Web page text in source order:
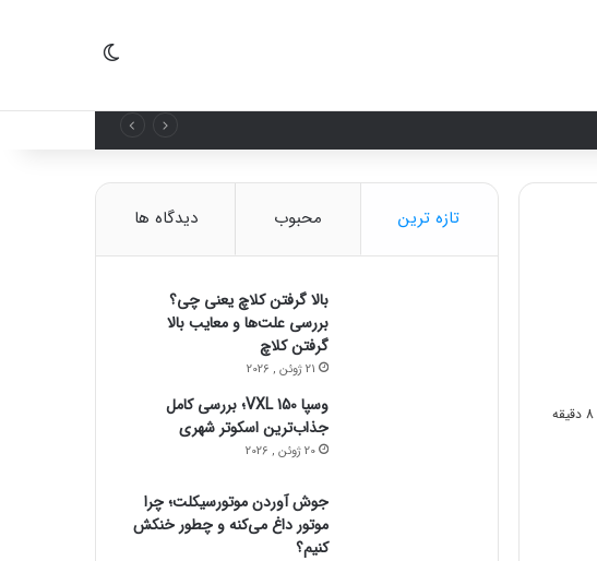
تازه ترین محبوب دیدگاه ها
بالا گرفتن کلاچ یعنی چی؟
بررسی علت‌ها و معایب بالا
گرفتن کلاچ
21 ژوئن , 2026
وسپا VXL 150؛ بررسی کامل
جذاب‌ترین اسکوتر شهری
20 ژوئن , 2026
جوش آوردن موتورسیکلت؛ چرا
موتور داغ می‌کنه و چطور خنکش
کنیم؟